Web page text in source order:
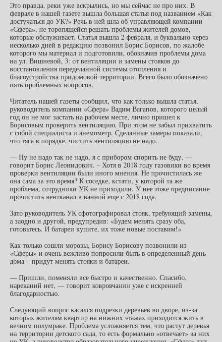
Это правда, реки уже вскрылись, но мы сейчас не про них. В
феврале в нашей газете вышла большая статья под названием «Как
достучаться до УК?» Речь в ней шла об управляющей компании
«Сфера», не торопящейся решать проблемы жителей домов,
которые обслуживает. Статья вышла 2 февраля, и буквально через
несколько дней в редакцию позвонил Борис Борисов, по жалобе
которого мы материал и подготовили, обозначив проблемы дома
на ул. Вишневой, 3: от вентиляции и замены стояков до
восстановления переделанной системы отопления и
благоустройства придомовой территории. Всего было обозначено
пять проблемных вопросов.
Читатель нашей газеты сообщил, что как только вышла статья,
руководитель компании «Сфера» Вадим Вагапов, которого целый
год он не мог застать на рабочем месте, лично пришел к
Борисовым проверить вентиляцию. При этом не забыл прихватить
с собой специалиста и анемометр. Сделанные замеры показали,
что тяга в порядке, чистить вентиляцию не надо.
— Ну не надо так не надо, я с прибором спорить не буду, —
говорит Борис Леонидович. – Хотя в 2018 году газовики во время
проверки вентиляции были иного мнения. Не прочистилась же
она сама за это время? К соседке, кстати, у которой та же
проблема, сотрудники УК не приходили. У нее тоже предписание
прочистить вентканал в ванной еще с 2018 года.
Зато руководитель УК сфотографировал стояк, требующий замены,
а заодно и другой, предупредив: «Будем менять сразу оба,
готовьтесь. И батареи купите, их тоже новые поставим!»
Как только сошли морозы, Борису Борисову позвонили из
«Сферы» и очень вежливо попросили быть в определенный день
дома – придут менять стояки и батареи.
— Пришли, поменяли все быстро и качественно. Спасибо,
нареканий нет, — говорит ковровчанин уже с искренней
благодарностью.
Следующий вопрос касался подрезки деревьев во дворе, из-за
которых жителям квартир на нижних этажах приходится жить в
вечном полумраке. Проблема усложняется тем, что растут деревья
на территории детского сада, то есть формально «отвечает» за них